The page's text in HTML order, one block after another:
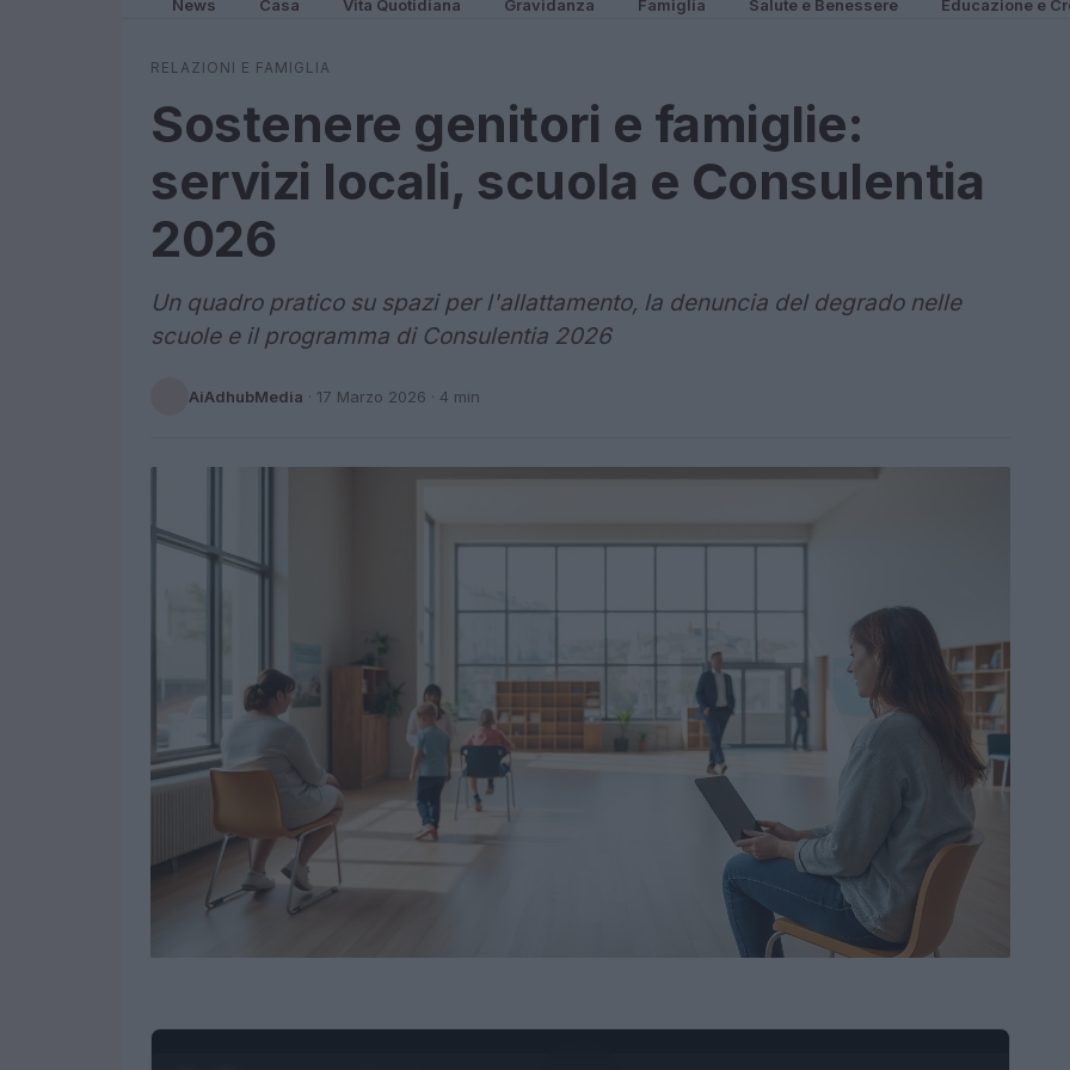
News Casa Vita Quotidiana Gravidanza Famiglia Salute e Benessere Educazione e
RELAZIONI E FAMIGLIA
Sostenere genitori e famiglie:
servizi locali, scuola e Consulentia
2026
Un quadro pratico su spazi per l'allattamento, la denuncia del degrado nelle
scuole e il programma di Consulentia 2026
AiAdhubMedia · 17 Marzo 2026 · 4 min